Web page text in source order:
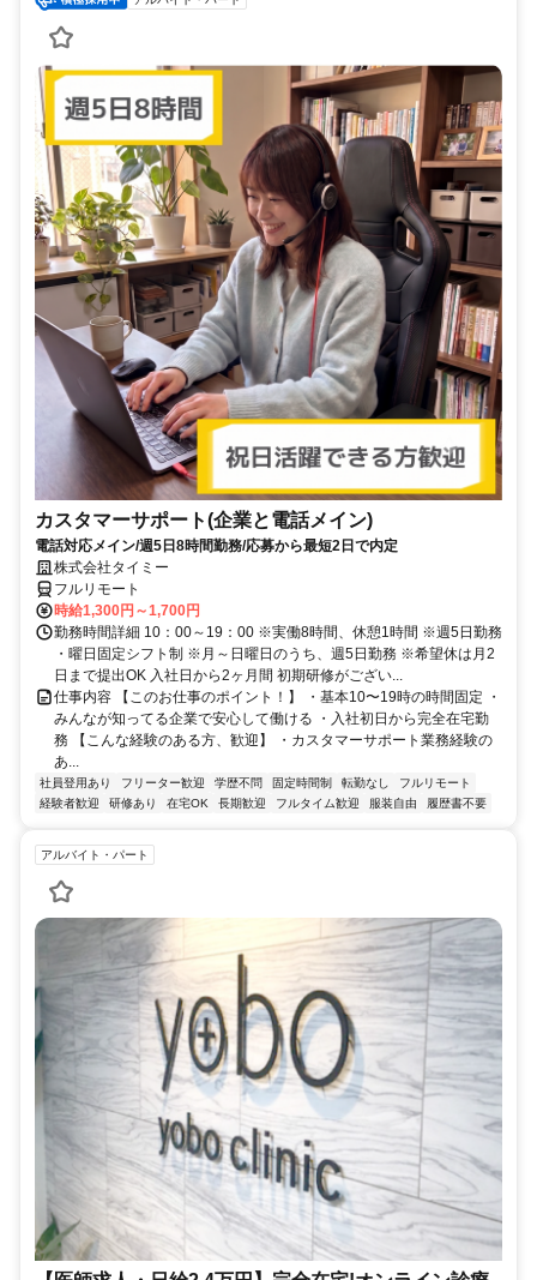
カスタマーサポート(企業と電話メイン)
電話対応メイン/週5日8時間勤務/応募から最短2日で内定
株式会社タイミー
フルリモート
時給1,300円～1,700円
勤務時間詳細 10：00～19：00 ※実働8時間、休憩1時間 ※週5日勤務
・曜日固定シフト制 ※月～日曜日のうち、週5日勤務 ※希望休は月2
日まで提出OK 入社日から2ヶ月間 初期研修がござい...
仕事内容 【このお仕事のポイント！】 ・基本10〜19時の時間固定 ・
みんなが知ってる企業で安心して働ける ・入社初日から完全在宅勤
務 【こんな経験のある方、歓迎】 ・カスタマーサポート業務経験の
あ...
社員登用あり フリーター歓迎 学歴不問 固定時間制 転勤なし
フルリモート
経験者歓迎
研修あり 在宅OK 長期歓迎 フルタイム歓迎 服装自由 履歴書不要
アルバイト・パート